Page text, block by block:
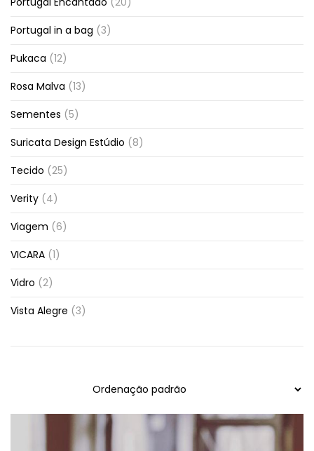
Portugal in a bag (3)
Pukaca (12)
Rosa Malva (13)
Sementes (5)
Suricata Design Estúdio (8)
Tecido (25)
Verity (4)
Viagem (6)
VICARA (1)
Vidro (2)
Vista Alegre (3)